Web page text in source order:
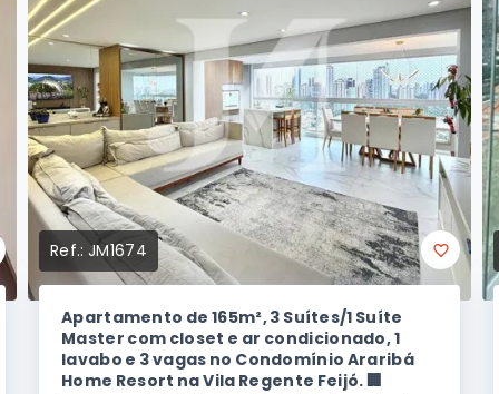
Ref.:JM1674
Apartamento de 165m², 3 Suítes/1 Suíte
Master com closet e ar condicionado, 1
lavabo e 3 vagas no Condomínio Araribá
Home Resort na Vila Regente Feijó. 🏢